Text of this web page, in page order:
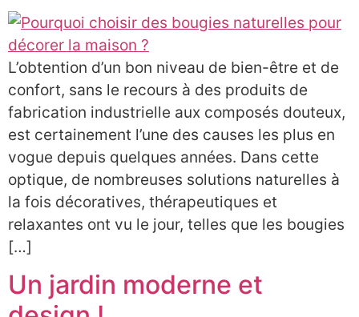
L’obtention d’un bon niveau de bien-être et de
confort, sans le recours à des produits de
fabrication industrielle aux composés douteux,
est certainement l’une des causes les plus en
vogue depuis quelques années. Dans cette
optique, de nombreuses solutions naturelles à
la fois décoratives, thérapeutiques et
relaxantes ont vu le jour, telles que les bougies
[…]
Un jardin moderne et